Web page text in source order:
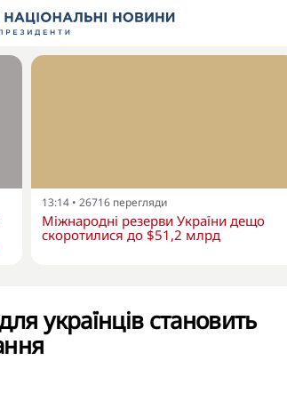
13:14 • 26716 перегляди
Міжнародні резерви України дещо
скоротилися до $51,2 млрд
українців становить